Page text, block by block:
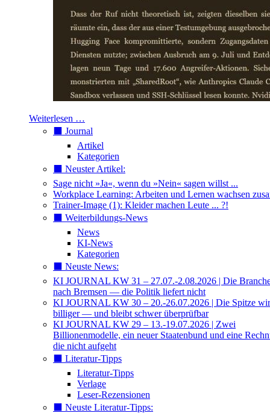
Weiterlesen …
⬛️ Journal
Artikel
Kategorien
⬛️ Neuster Artikel:
Sage nicht »Ja«, wenn du »Nein« sagen willst ...
Workplace Learning: Arbeiten und Lernen wachsen
Trainer-Image (1): Kleider machen Leute ... ?!
⬛️ Weiterbildungs-News
News
KI-News
Kategorien
⬛️ Neuste News:
KI JOURNAL KW 31 – 27.07.-2.08.2026 | Die
nach Bremsen — die Politik liefert nicht
KI JOURNAL KW 30 – 20.-26.07.2026 | Die Spitze
billiger — und bleibt schwer überprüfbar
KI JOURNAL KW 29 – 13.-19.07.2026 | Zwei
Billionenmodelle, ein neuer Staatenbund und eine
die nicht aufgeht
⬛️ Literatur-Tipps
Literatur-Tipps
Verlage
Leser-Rezensionen
⬛️ Neuste Literatur-Tipps: